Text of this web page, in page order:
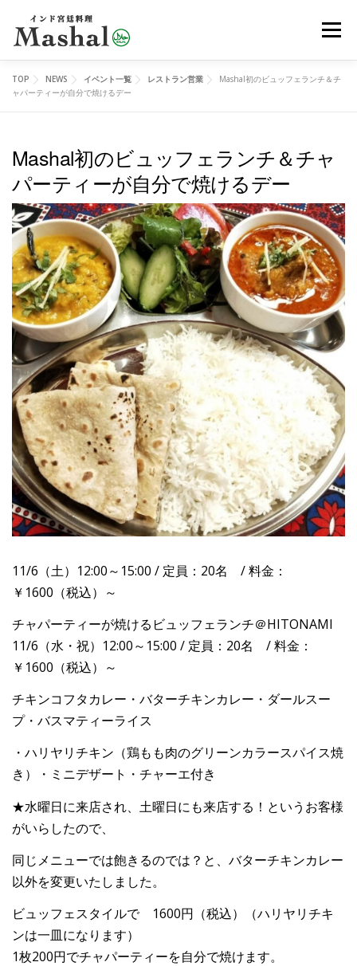
メニ
MENU デリバリー
レッスン イベント オンラインショップ ブログ
メディア EN
TOP NEWS イベント一覧 レストラン営業
Mashal初のビュッフェランチ＆チ
ャパーティーが自分で焼けるデー
Mashal初のビュッフェランチ＆チャ
パーティーが自分で焼けるデー
11/6（土）12:00～15:00 / 定員：20名 / 料金：
￥1600（税込）～
チャパーティーが焼けるビュッフェランチ＠HITONAMI
11/6（水・祝）12:00～15:00 / 定員：20名 / 料金：
￥1600（税込）～
チキンコフタカレー・バターチキンカレー・ダールスー
プ・バスマティーライス
・ハリヤリチキン（鶏もも肉のグリーンカラースパイス焼
き）・ミニデザート・チャーエ付き
★水曜日に来店され、土曜日にも来店する！というお客様
がいらしたので、
同じメニューでは飽きるのでは？と、バターチキンカレー
以外を変更いたしました。
ビュッフェスタイルで 1600円（税込）（ハリヤリチキ
ンは一皿になります）
1枚200円でチャパーティーを自分で焼けます。